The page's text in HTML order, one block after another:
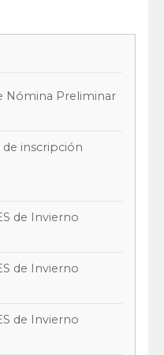
Nómina Preliminar
de inscripción
de Invierno
de Invierno
de Invierno